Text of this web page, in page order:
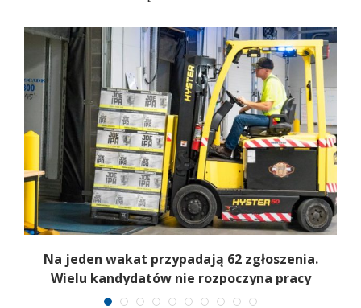
Na jeden wakat przypadają 62 zgłoszenia.
Wielu kandydatów nie rozpoczyna pracy